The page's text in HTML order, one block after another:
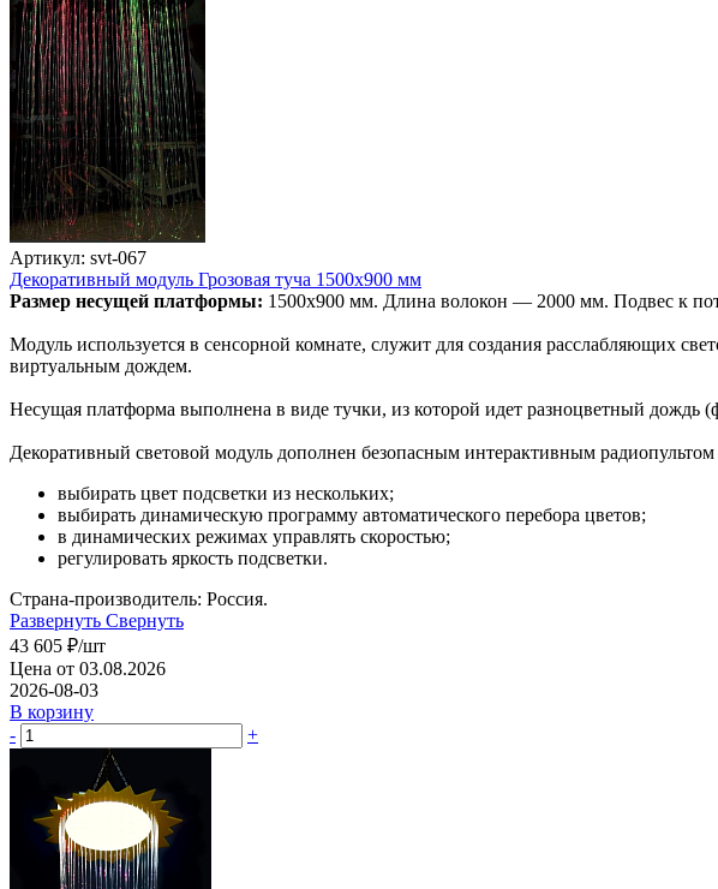
Артикул: svt-067
Декоративный модуль Грозовая туча 1500х900 мм
Размер несущей платформы: 1500х900 мм. Длина волокон — 2000 мм. Подвес к
Модуль используется в сенсорной комнате, служит для создания расслабляющих
виртуальным дождем.
Несущая платформа выполнена в виде тучки, из которой идет разноцветный дождь
Декоративный световой модуль дополнен безопасным интерактивным
выбирать цвет подсветки из нескольких;
выбирать динамическую программу автоматического перебора цветов;
в динамических режимах управлять скоростью;
регулировать яркость подсветки.
Страна-производитель: Россия.
Развернуть Свернуть
43 605 ₽/шт
Цена от 03.08.2026
2026-08-03
В корзину
-
+